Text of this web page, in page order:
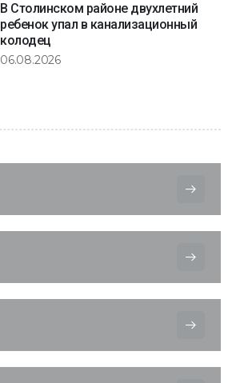
В Столинском районе двухлетний
ребенок упал в канализационный
колодец
06.08.2026